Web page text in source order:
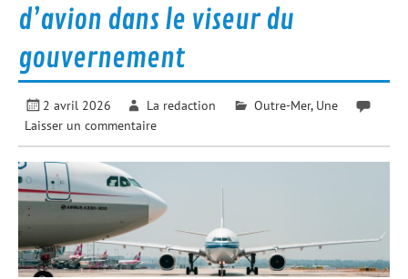
d’avion dans le viseur du
gouvernement
2 avril 2026 La redaction Outre-Mer, Une
Laisser un commentaire